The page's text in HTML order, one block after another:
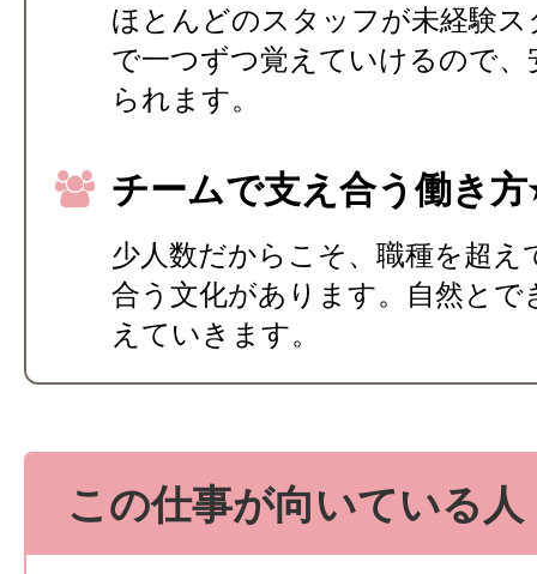
ほとんどのスタッフが未経験ス
で一つずつ覚えていけるので、
られます。
チームで支え合う働き方
少人数だからこそ、職種を超え
合う文化があります。自然とで
えていきます。
この仕事が向いている人